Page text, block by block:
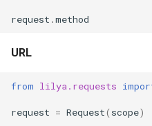
request .method
URL
from lilya.requests
request = Request( scope)